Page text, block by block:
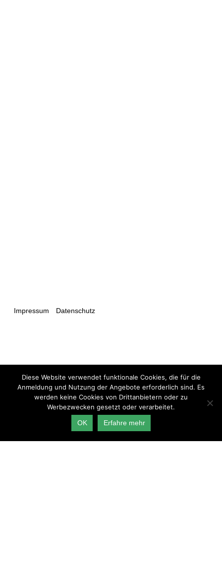
Diese Website verwendet funktionale Cookies, die für die
Anmeldung und Nutzung der Angebote erforderlich sind. Es
werden keine Cookies von Drittanbietern oder zu
Werbezwecken gesetzt oder verarbeitet.
OK Erfahre mehr
Impressum Datenschutz
Forschungsprojekt der Berliner Hochschule für Technik, der
Leuphana Universität Lüneburg, der Technischen Hochschule
Lübeck und der Helmut-Schmidt-Universität Hamburg.